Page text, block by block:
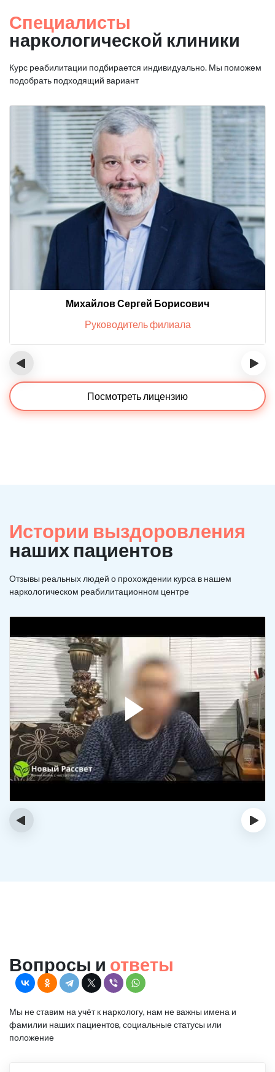
Специалисты
наркологической клиники
Курс реабилитации подбирается индивидуально. Мы поможем
подобрать подходящий вариант
Михайлов Сергей Борисович
Руководитель филиала
‹ ›
Посмотреть лицензию
Истории выздоровления
наших пациентов
Отзывы реальных людей о прохождении курса в нашем
наркологическом реабилитационном центре
‹ ›
Вопросы и ответы
Мы не ставим на учёт к наркологу, нам не важны имена и
фамилии наших пациентов, социальные статусы или
положение